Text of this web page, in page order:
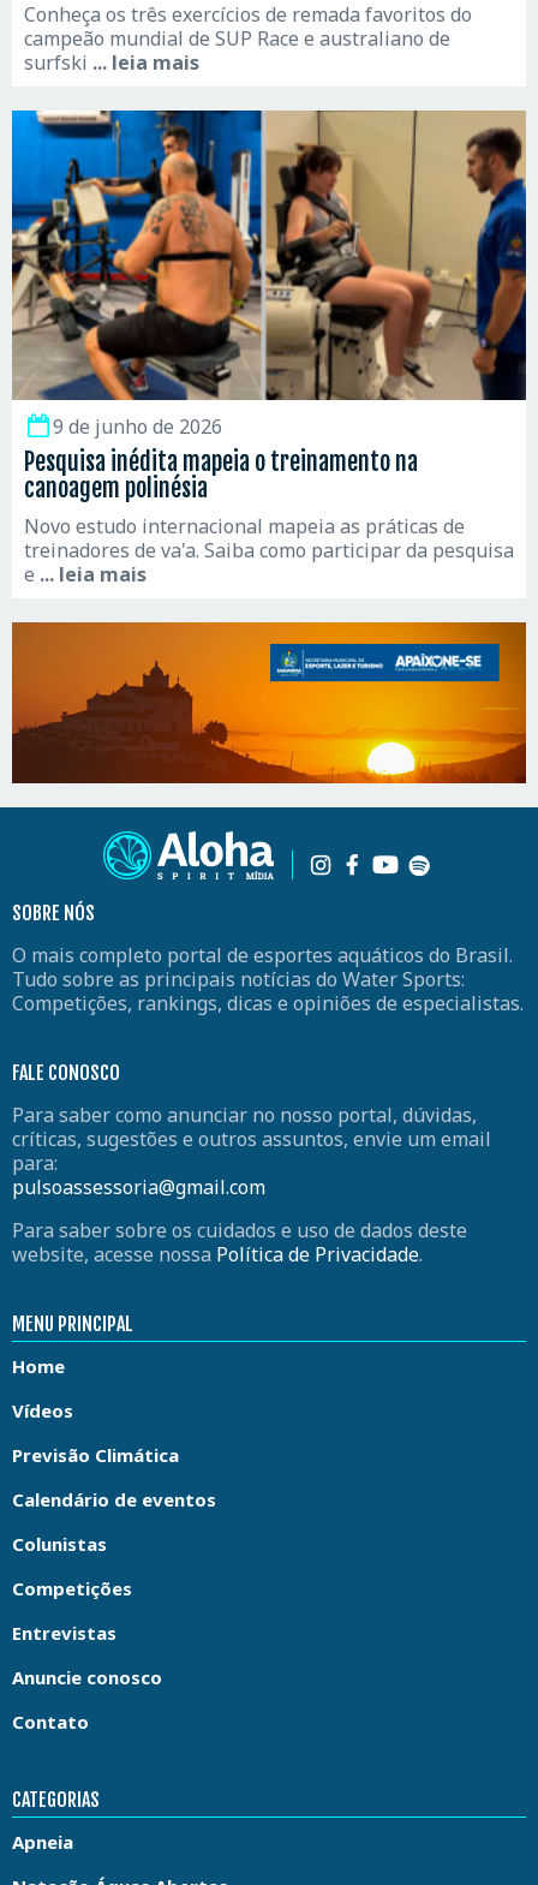
Conheça os três exercícios de remada favoritos do
campeão mundial de SUP Race e australiano de
surfski ... leia mais
9 de junho de 2026
Pesquisa inédita mapeia o treinamento na
canoagem polinésia
Novo estudo internacional mapeia as práticas de
treinadores de va'a. Saiba como participar da pesquisa
e ... leia mais
SOBRE NÓS
O mais completo portal de esportes aquáticos do Brasil.
Tudo sobre as principais notícias do Water Sports:
Competições, rankings, dicas e opiniões de especialistas.
FALE CONOSCO
Para saber como anunciar no nosso portal, dúvidas,
críticas, sugestões e outros assuntos, envie um email
para:
pulsoassessoria@gmail.com
Para saber sobre os cuidados e uso de dados deste
website, acesse nossa Política de Privacidade.
MENU PRINCIPAL
Home
Vídeos
Previsão Climática
Calendário de eventos
Colunistas
Competições
Entrevistas
Anuncie conosco
Contato
CATEGORIAS
Apneia